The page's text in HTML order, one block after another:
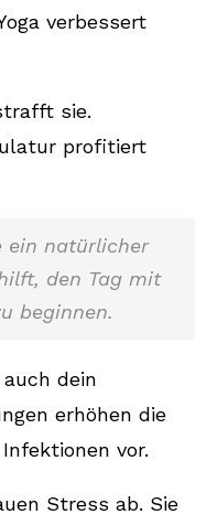
verbessert
sie.
profitiert
ein natürlicher
den Tag mit
beginnen.
dein
erhöhen die
vor.
Stress ab. Sie